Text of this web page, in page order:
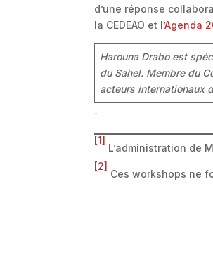
d’une réponse
la CEDEAO et l’Agenda
Harouna Drabo est
du Sahel. Membre du
acteurs internationaux
.
[1]
L’administration de
[2]
Ces workshops ne